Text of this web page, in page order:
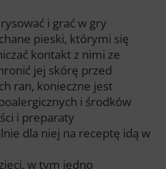
i grać w gry
pieski, którymi się
kontakt z nimi ze
jej skórę przed
ran, konieczne jest
i środków
i preparaty
dla niej na receptę idą w
w tym jedno